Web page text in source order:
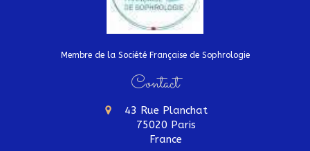
Membre de la Société Française de Sophrologie
Contact
43 Rue Planchat
75020 Paris
France